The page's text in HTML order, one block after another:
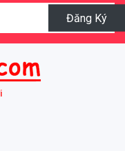
Đăng Ký